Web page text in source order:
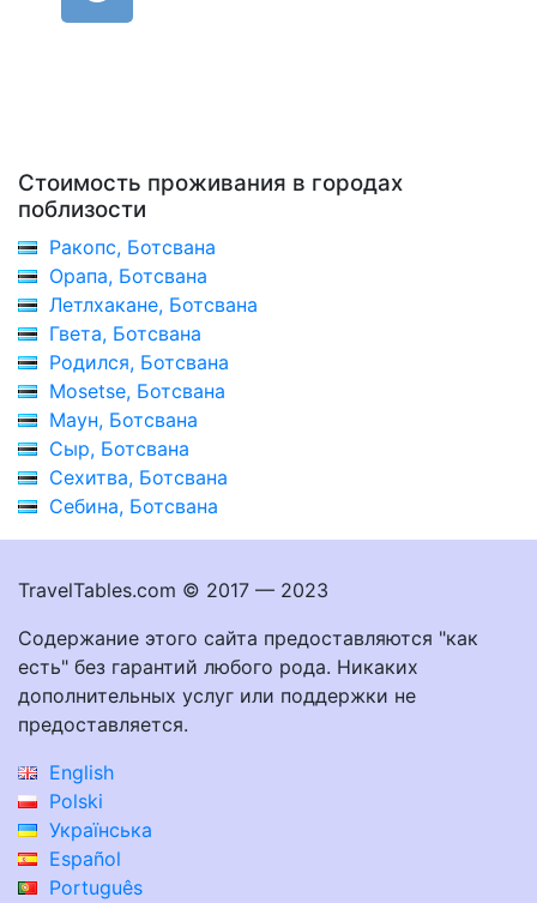
Стоимость проживания в городах
поблизости
Ракопс, Ботсвана
Орапа, Ботсвана
Летлхакане, Ботсвана
Гвета, Ботсвана
Родился, Ботсвана
Mosetse, Ботсвана
Маун, Ботсвана
Сыр, Ботсвана
Сехитва, Ботсвана
Себина, Ботсвана
TravelTables.com © 2017 — 2023
Содержание этого сайта предоставляются "как
есть" без гарантий любого рода. Никаких
дополнительных услуг или поддержки не
предоставляется.
English
Polski
Українська
Español
Português